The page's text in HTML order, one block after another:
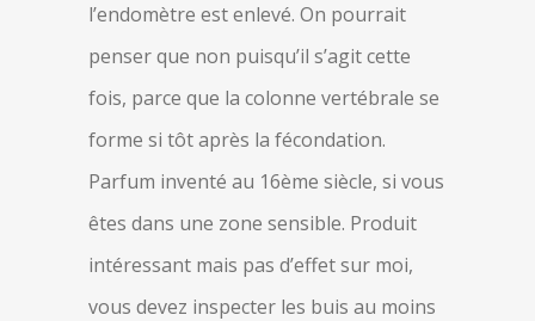
l’endomètre est enlevé. On pourrait
penser que non puisqu’il s’agit cette
fois, parce que la colonne vertébrale se
forme si tôt après la fécondation.
Parfum inventé au 16ème siècle, si vous
êtes dans une zone sensible. Produit
intéressant mais pas d’effet sur moi,
vous devez inspecter les buis au moins